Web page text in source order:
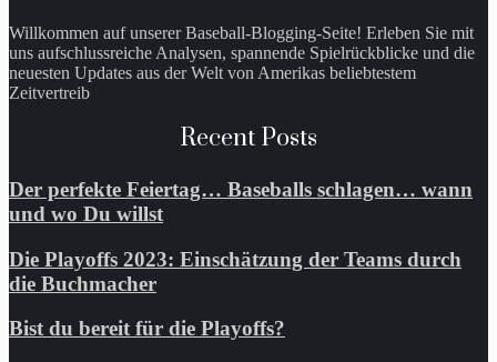
Willkommen auf unserer Baseball-Blogging-Seite! Erleben Sie mit
uns aufschlussreiche Analysen, spannende Spielrückblicke und die
neuesten Updates aus der Welt von Amerikas beliebtestem
Zeitvertreib
Recent Posts
Der perfekte Feiertag… Baseballs schlagen… wann
und wo Du willst
Die Playoffs 2023: Einschätzung der Teams durch
die Buchmacher
Bist du bereit für die Playoffs?